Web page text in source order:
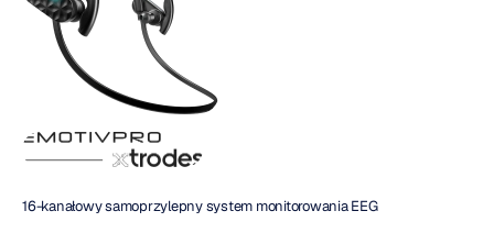
16-kanałowy samoprzylepny system monitorowania EEG